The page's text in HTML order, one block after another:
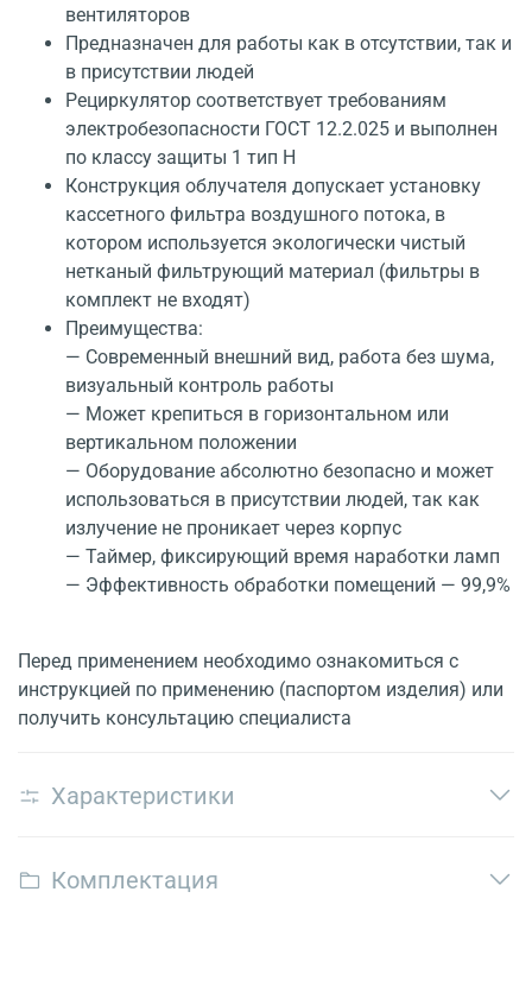
вентиляторов
Предназначен для работы как в отсутствии, так и
в присутствии людей
Рециркулятор соответствует требованиям
электробезопасности ГОСТ 12.2.025 и выполнен
по классу защиты 1 тип Н
Конструкция облучателя допускает установку
кассетного фильтра воздушного потока, в
котором используется экологически чистый
нетканый фильтрующий материал (фильтры в
комплект не входят)
Преимущества:
— Современный внешний вид, работа без шума,
визуальный контроль работы
— Может крепиться в горизонтальном или
вертикальном положении
— Оборудование абсолютно безопасно и может
использоваться в присутствии людей, так как
излучение не проникает через корпус
— Таймер, фиксирующий время наработки ламп
— Эффективность обработки помещений — 99,9%
Перед применением необходимо ознакомиться с
инструкцией по применению (паспортом изделия) или
получить консультацию специалиста
Характеристики
Комплектация